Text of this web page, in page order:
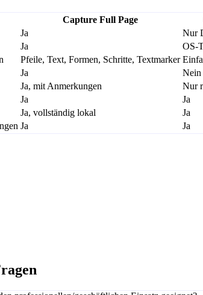
Capture Full Page
Ja Nur
Ja OS-
Pfeile, Text, Formen, Schritte, Textmarker
Ja Nein
Ja, mit Anmerkungen Nur
Ja Ja
Ja, vollständig lokal Ja
Ja Ja